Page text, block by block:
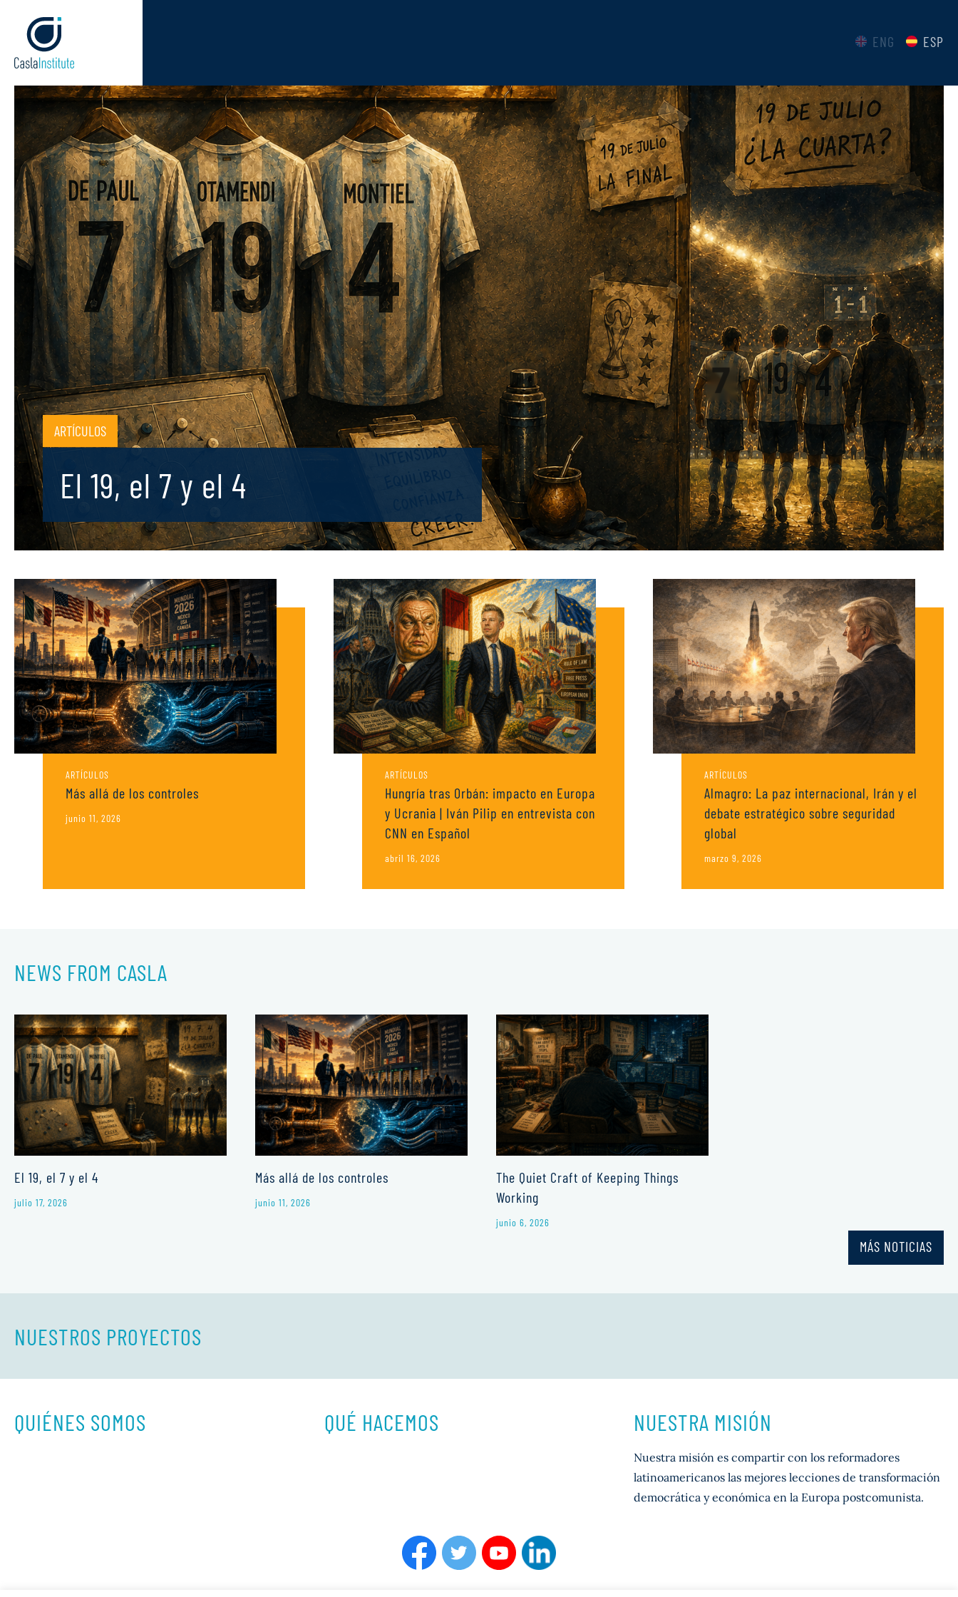
ENG ESP
ARTÍCULOS
El 19, el 7 y el 4
ARTÍCULOS
Más allá de los controles
junio 11, 2026
ARTÍCULOS
Hungría tras Orbán: impacto en Europa
y Ucrania | Iván Pilip en entrevista con
CNN en Español
abril 16, 2026
ARTÍCULOS
Almagro: La paz internacional, Irán y el
debate estratégico sobre seguridad
global
marzo 9, 2026
NEWS FROM CASLA
El 19, el 7 y el 4
julio 17, 2026
Más allá de los controles
junio 11, 2026
The Quiet Craft of Keeping Things
Working
junio 6, 2026
MÁS NOTICIAS
NUESTROS PROYECTOS
QUIÉNES SOMOS QUÉ HACEMOS NUESTRA MISIÓN
Nuestra misión es compartir con los reformadores
latinoamericanos las mejores lecciones de transformación
democrática y económica en la Europa postcomunista.